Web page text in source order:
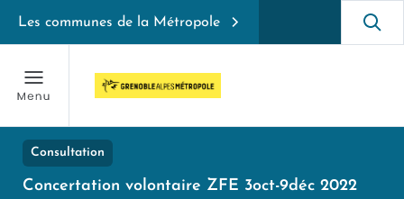
Les communes de la Métropole
Consultation
Concertation volontaire ZFE 3oct-9déc 2022